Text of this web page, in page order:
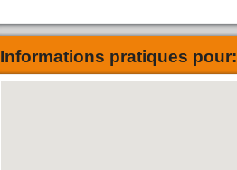
Informations pratiques pour: